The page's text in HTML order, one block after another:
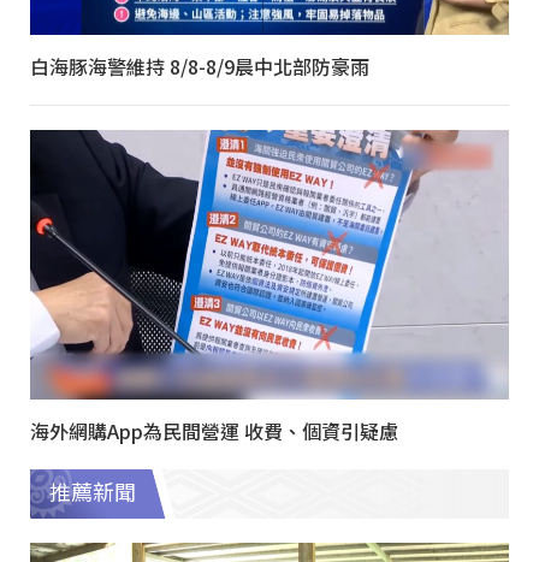
白海豚海警維持 8/8-8/9晨中北部防豪雨
海外網購App為民間營運 收費、個資引疑慮
推薦新聞